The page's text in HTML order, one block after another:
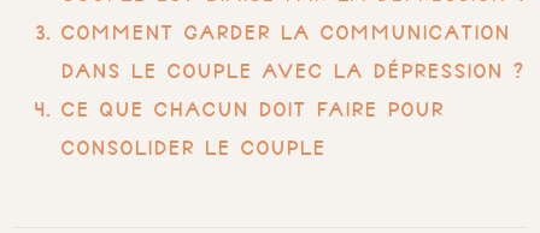
Comment garder la communication
dans le couple avec la dépression ?
Ce que chacun doit faire pour
consolider le couple